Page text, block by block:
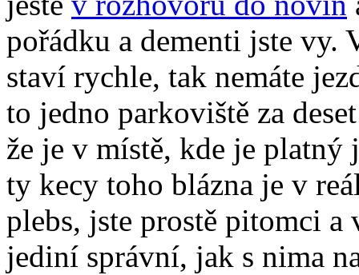
pořádku a dementi jste vy.
staví rychle, tak nemáte
to jedno parkoviště za
že je v místě, kde je
ty kecy toho blázna je v
plebs, jste prostě pitomci
jediní správní, jak s nima